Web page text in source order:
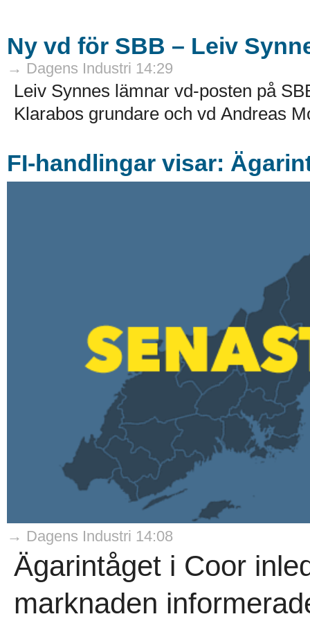
Ny vd för SBB – Leiv
→ Dagens Industri 14:29
Leiv Synnes lämnar vd-posten på
Klarabos grundare och vd Andreas
FI-handlingar visar:
→ Dagens Industri 14:08
Ägarintåget i Coor
marknaden